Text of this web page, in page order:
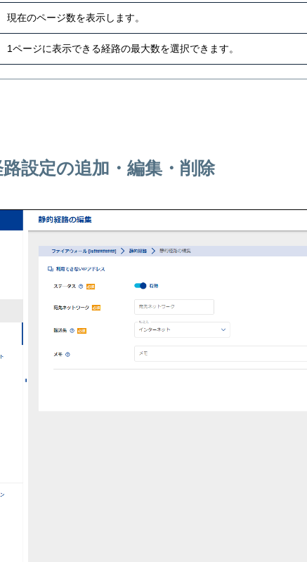
現在のページ数を表示します。
1ページに表示できる経路の最大数を選択できます。
設定の追加・編集・削除